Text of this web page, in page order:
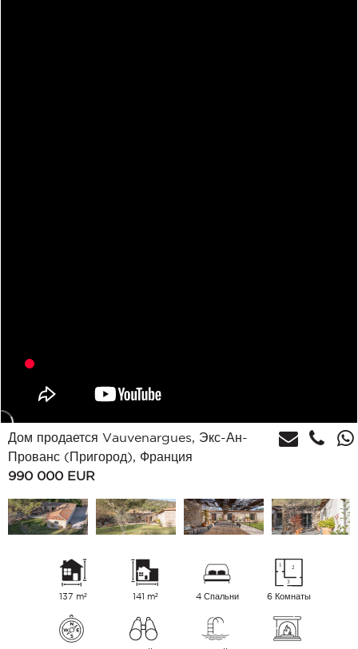
Дом продается Vauvenargues, Экс-Ан-
Прованс (Пригород), Франция
990 000 EUR
137 m² 141 m² 4 Спальни 6 Комнаты